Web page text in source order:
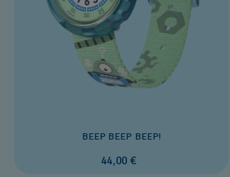
BEEP BEEP BEEP!
44,00 €